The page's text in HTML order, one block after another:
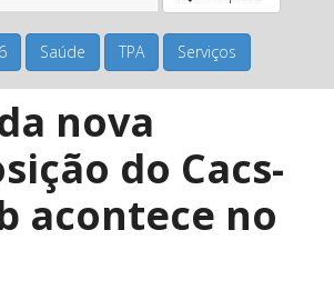
Saúde TPA Serviços
nova
do Cacs-
acontece no